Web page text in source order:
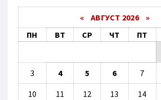
« АВГУСТ 2026 »
ПН
ВТ СР ЧТ ПТ
3 4 5 6 7
10 11 12 13 14